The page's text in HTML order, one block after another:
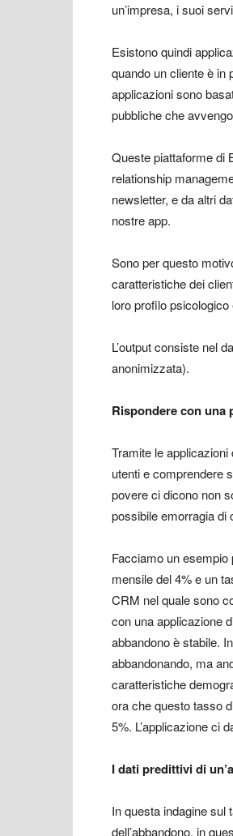
un’impresa, i suoi
Esistono quindi
quando un cliente è in
applicazioni sono
pubbliche che
Queste piattaforme di
relationship
newsletter, e da altri
nostre app.
Sono per questo
caratteristiche dei
loro profilo
L’output consiste nel
anonimizzata).
Rispondere con una
Tramite le
utenti e comprendere
povere ci dicono non
possibile emorragia di
Facciamo un
mensile del 4% e un
CRM nel quale sono
con una applicazione
abbandono è stabile.
abbandonando, ma
caratteristiche
ora che questo tasso
5%. L’applicazione ci
I dati predittivi di
In questa indagine sul
dell’abbandono, in